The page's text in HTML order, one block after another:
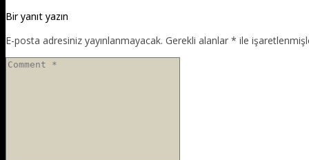
Bir yanıt yazın
E-posta adresiniz yayınlanmayacak. Gerekli alanlar * ile